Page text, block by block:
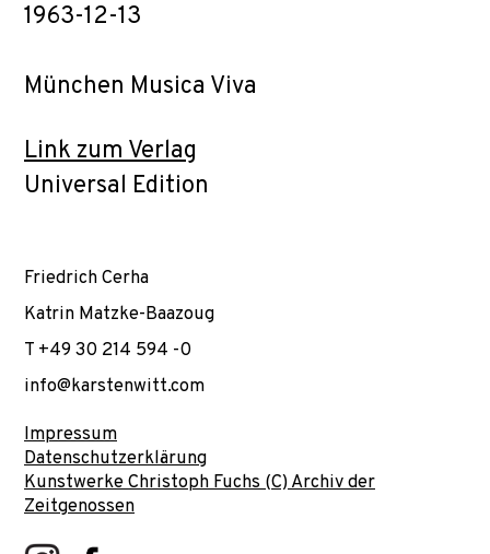
1963-12-13
München Musica Viva
Link zum Verlag
Universal Edition
Friedrich Cerha
Katrin Matzke-Baazoug
T +49 30 214 594 -0
info@karstenwitt.com
Impressum
Datenschutzerklärung
Kunstwerke Christoph Fuchs (C) Archiv der
Zeitgenossen